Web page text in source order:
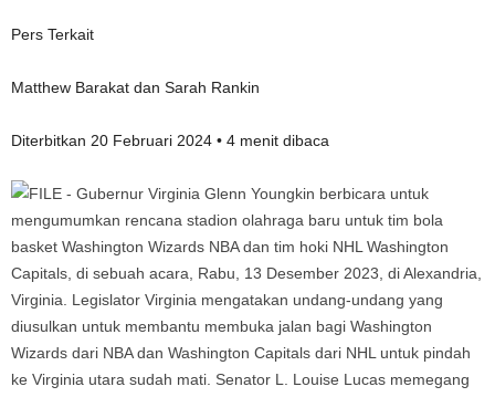
Pers Terkait
Matthew Barakat dan Sarah Rankin
Diterbitkan 20 Februari 2024 • 4 menit dibaca